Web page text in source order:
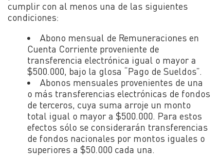
cumplir con al menos una de las siguientes
condiciones:
Abono mensual de Remuneraciones en
Cuenta Corriente proveniente de
transferencia electrónica igual o mayor a
$500.000, bajo la glosa “Pago de Sueldos”.
Abonos mensuales provenientes de una
o más transferencias electrónicas de fondos
de terceros, cuya suma arroje un monto
total igual o mayor a $500.000. Para estos
efectos sólo se considerarán transferencias
de fondos nacionales por montos iguales o
superiores a $50.000 cada una.